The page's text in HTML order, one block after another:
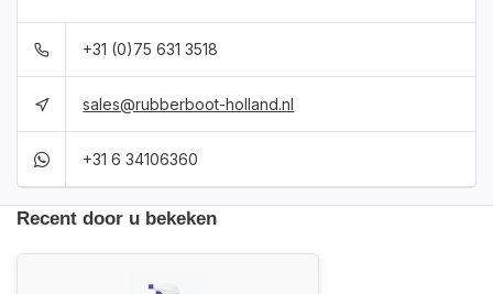
+31 (0)75 631 3518
sales@rubberboot-holland.nl
+31 6 34106360
Recent door u bekeken